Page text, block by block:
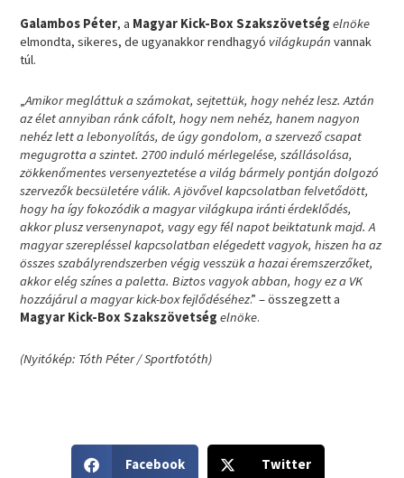
Galambos Péter, a Magyar Kick-Box Szakszövetségelnöke
elmondta, sikeres, de ugyanakkor rendhagyó világkupánvannak
túl.
„Amikor megláttuk a számokat, sejtettük, hogy nehéz lesz. Aztán
az élet annyiban ránk cáfolt, hogy nem nehéz, hanem nagyon
nehéz lett a lebonyolítás, de úgy gondolom, a szervező csapat
megugrotta a szintet. 2700 induló mérlegelése, szállásolása,
zökkenőmentes versenyeztetése a világ bármely pontján dolgozó
szervezők becsületére válik. A jövővel kapcsolatban felvetődött,
hogy ha így fokozódik a magyar világkupa iránti érdeklődés,
akkor plusz versenynapot, vagy egy fél napot beiktatunk majd. A
magyar szerepléssel kapcsolatban elégedett vagyok, hiszen ha az
összes szabályrendszerben végig vesszük a hazai éremszerzőket,
akkor elég színes a paletta. Biztos vagyok abban, hogy ez a VK
hozzájárul a magyar kick-box fejlődéséhez.” – összegzett a
Magyar Kick-Box Szakszövetségelnöke.
(Nyitókép: Tóth Péter / Sportfotóth)
h
Facebook
h
Twitter